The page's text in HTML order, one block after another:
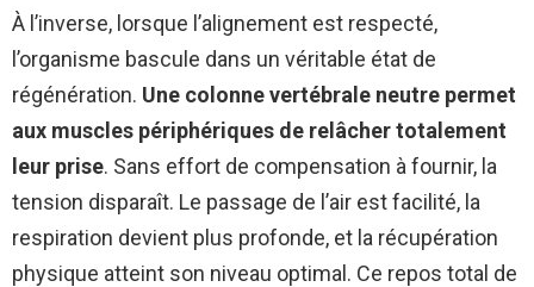
À l’inverse, lorsque l’alignement est respecté,
l’organisme bascule dans un véritable état de
régénération. Une colonne vertébrale neutre permet
aux muscles périphériques de relâcher totalement
leur prise. Sans effort de compensation à fournir, la
tension disparaît. Le passage de l’air est facilité, la
respiration devient plus profonde, et la récupération
physique atteint son niveau optimal. Ce repos total de